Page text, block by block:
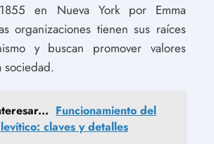
en Nueva York por Emma
organizaciones tienen sus raíces
y buscan promover valores
sociedad.
Funcionamiento del
claves y detalles